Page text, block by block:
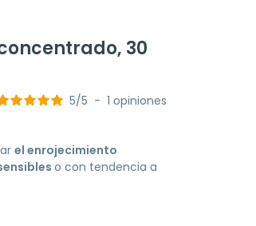
30
5/5 - 1 opiniones
el enrojecimiento
o con tendencia a